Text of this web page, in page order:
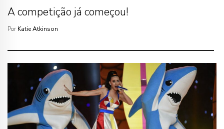
A competição já começou!
Por Katie Atkinson